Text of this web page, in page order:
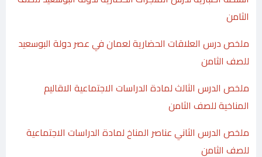
الثامن
ملخص درس العلاقات الحضارية لعمان في عصر دولة البوسعيد
للصف الثامن
ملخص الدرس الثالث لمادة الدراسات الاجتماعية الاقاليم
المناخية للصف الثامن
ملخص الدرس الثاني عناصر المناخ لمادة الدراسات الاجتماعية
للصف الثامن